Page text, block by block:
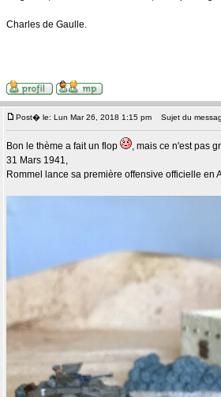
Charles de Gaulle.
Post� le: Lun Mar 26, 2018 1:15 pm Sujet du
Bon le thème a fait un flop
, mais ce n'est pas
31 Mars 1941,
Rommel lance sa première offensive officielle en